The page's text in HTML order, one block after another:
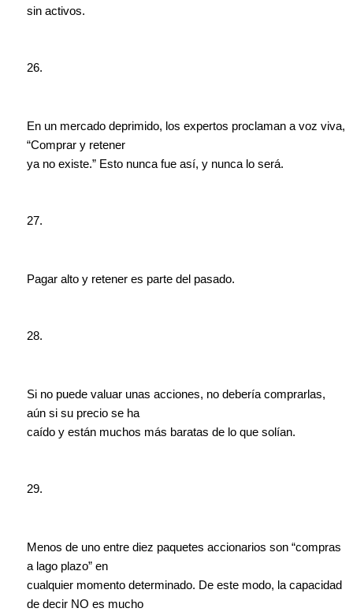
sin activos.
26.
En un mercado deprimido, los expertos proclaman a voz viva,
“Comprar y retener
ya no existe.” Esto nunca fue así, y nunca lo será.
27.
Pagar alto y retener es parte del pasado.
28.
Si no puede valuar unas acciones, no debería comprarlas,
aún si su precio se ha
caído y están muchos más baratas de lo que solían.
29.
Menos de uno entre diez paquetes accionarios son “compras
a lago plazo” en
cualquier momento determinado. De este modo, la capacidad
de decir NO es mucho